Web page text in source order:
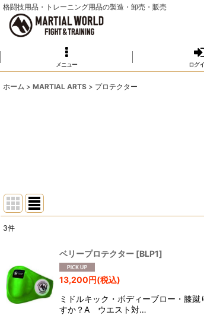
格闘技用品・トレーニング用品の製造・卸売・販売
メニュー ログ
ホーム > MARTIAL ARTS > プロテクター
表示数:
並び順
3件
ベリープロテクター [BLP1]
13,200円(税込)
ミドルキック・ボディーブロー・膝
すか？A ウエスト対…